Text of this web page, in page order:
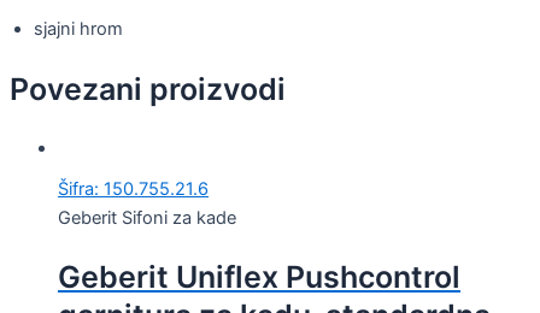
sjajni hrom
Povezani proizvodi
Šifra: 150.755.21.6
Geberit Sifoni za kade
Geberit Uniflex Pushcontrol